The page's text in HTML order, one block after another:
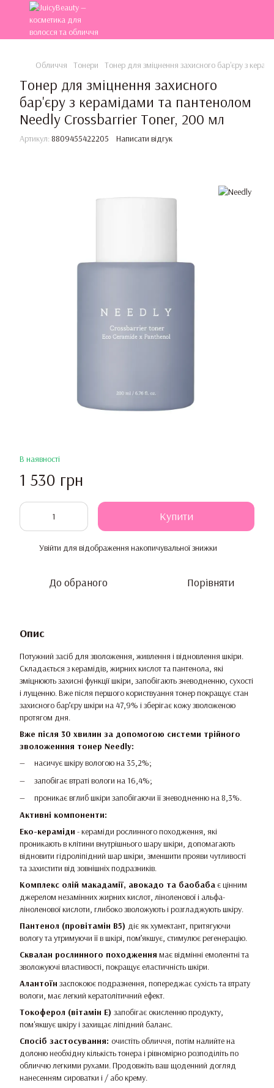
Обличчя Тонери Тонер для зміцнення захисного бар'єру з
Тонер для зміцнення захисного
бар'єру з керамідами та пантенолом
Needly Crossbarrier Toner, 200 мл
Артикул: 8809455422205 Написати відгук
В наявності
1 530 грн
Купити
Увійти для відображення накопичувальної знижки
До обраного Порівняти
Опис
Потужний засіб для зволоження, живлення і відновлення шкіри.
Складається з керамідів, жирних кислот та пантенола, які
зміцнюють захисні функції шкіри, запобігають зневодненню, сухості
і лущенню. Вже після першого користвуання тонер покращує стан
захисного бар’єру шкіри на 47,9% і зберігає кожу зволоженою
протягом дня.
Вже після 30 хвилин за допомогою системи трійного
зволоженння тонер Needly:
насичує шкіру вологою на 35,2%;
запобігає втраті вологи на 16,4%;
проникає вглиб шкіри запобігаючи її зневодненню на 8,3%.
Активні компоненти:
Еко-кераміди - кераміди рослинного походження, які
проникають в клітини внутрішнього шару шкіри, допомагають
відновити гідроліпідний шар шкіри, зменшити прояви чутливості
та захистити від зовнішніх подразників.
Комплекс олій макадамії, авокадо та баобаба є цінним
джерелом незамінних жирних кислот, ліноленової і альфа-
ліноленової кислоти, глибоко зволожують і розгладжують шкіру.
Пантенол (провітамін В5) діє як хумектант, притягуючи
вологу та утримуючи її в шкірі, пом’якшує, стимулює регенерацію.
Сквалан рослинного походження має відмінні емолентні та
зволожуючі властивості, покращує еластичність шкіри.
Алантоїн заспокоює подразнення, попереджає сухість та втрату
вологи, має легкий кератолітичний ефект.
Токоферол (вітамін Е) запобігає окисленню продукту,
пом'якшує шкіру і захищає ліпідний баланс.
Спосіб застосування: очистіть обличчя, потім налийте на
долоню необхідну кількість тонера і рівномірно розподіліть по
обличчю легкими рухами. Продовжіть ваш щоденний догляд
нанесенням сироватки і / або крему.